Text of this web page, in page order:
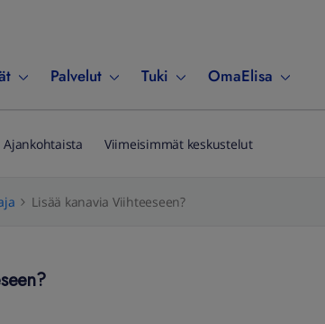
Palvelut Tuki OmaElisa
Ajankohtaista Viimeisimmät keskustelut
Lisää kanavia Viihteeseen?